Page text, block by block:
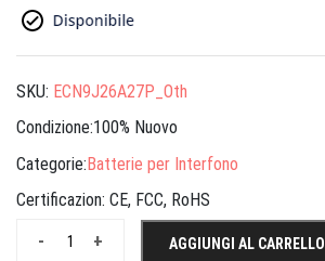
SKU: ECN9J26A27P_Oth
Condizione:100% Nuovo
Categorie:Batterie per Interfono
Certificazion: CE, FCC, RoHS
+
- AGGIUNGI AL CARRELLO